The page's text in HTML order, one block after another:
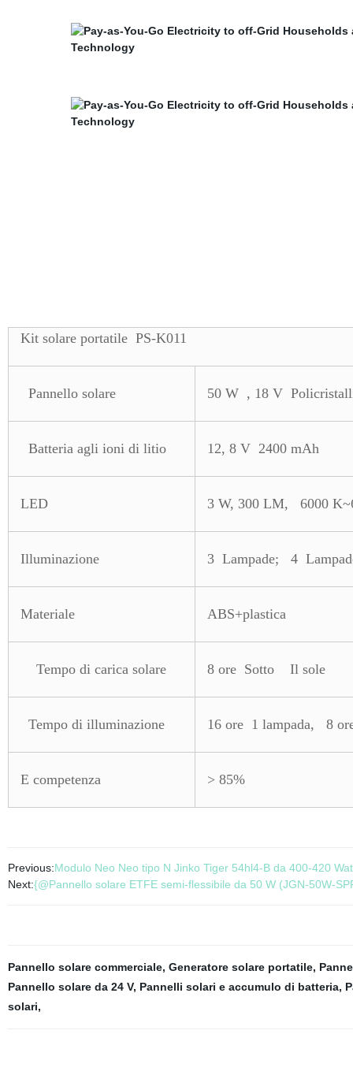
Kit solare portatile PS-K011
Pannello solare 50 W , 18 V
Batteria agli ioni di litio 12, 8 V 2400 mAh
LED 3 W, 300 LM, 6000
Illuminazione 3 Lampade; 4
Materiale ABS+plastica
Tempo di carica solare 8 ore Sotto Il sole
Tempo di illuminazione 16 ore 1 lampada, 8
E competenza > 85%
Previous:Modulo Neo Neo tipo N Jinko Tiger 54hl4-B da 400-420
Next:{@Pannello solare ETFE semi-flessibile da 50 W (JGN-50W-
Pannello solare commerciale, Generatore solare portatile,
Pannello solare da 24 V, Pannelli solari e accumulo di batteria,
solari,